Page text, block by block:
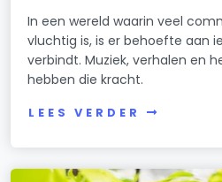
In een wereld waarin veel
vluchtig is, is er behoefte aan
verbindt. Muziek, verhalen en
hebben die kracht.
LEES VERDER